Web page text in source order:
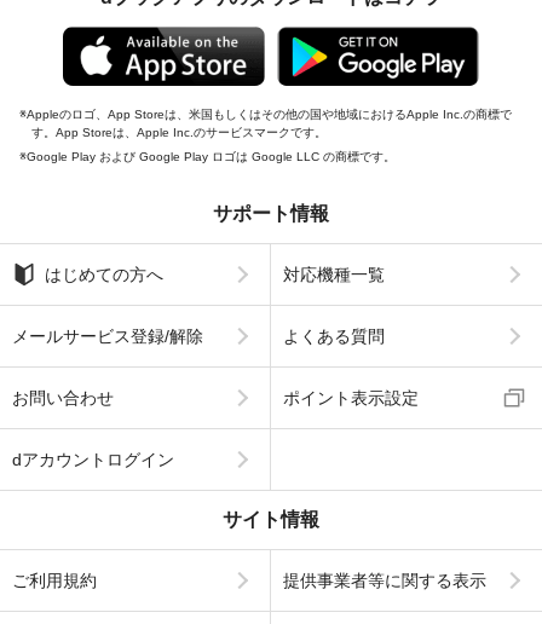
Appleのロゴ、App Storeは、米国もしくはその他の国や地域におけるApple Inc.の商標で
す。App Storeは、Apple Inc.のサービスマークです。
Google Play および Google Play ロゴは Google LLC の商標です。
サポート情報
はじめての方へ 対応機種一覧
メールサービス登録/解除 よくある質問
お問い合わせ ポイント表示設定
dアカウントログイン
サイト情報
ご利用規約 提供事業者等に関する表示